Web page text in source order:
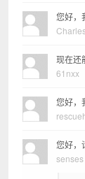
您好，
现在还
61nxx
您好，
您好，
senses